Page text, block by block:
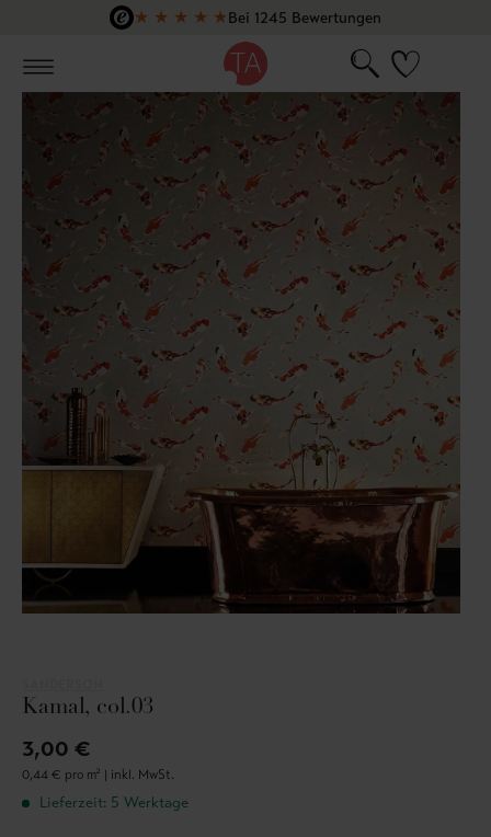
Zum Hauptinhalt springen
★ ★ ★ ★ ★Bei 1245 Bewertungen
Kamal, col.03
3,00 €
0,44 € pro m² | inkl. MwSt.
Lieferzeit: 5 Werktage